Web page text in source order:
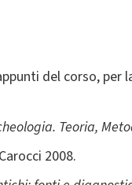
del corso, per
Teoria,
2008.